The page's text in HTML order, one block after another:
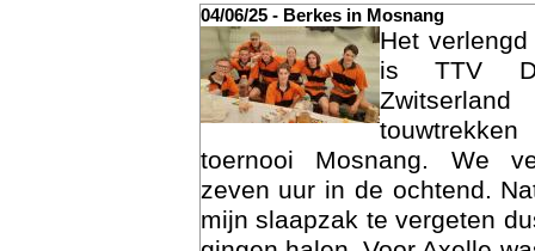
04/06/25 - Berkes in Mosnang
Het
is TTV
toernooi Mosnang. We
zeven uur in de ochtend.